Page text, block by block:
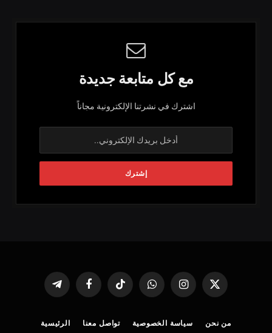
مع كل متابعة جديدة
اشترك في نشرتنا الإلكترونية مجاناً
X
الانستغرامواتساب تيكتوك فيسبوك تيلقرام
من نحن سياسة الخصوصية تواصل معنا الرئيسية